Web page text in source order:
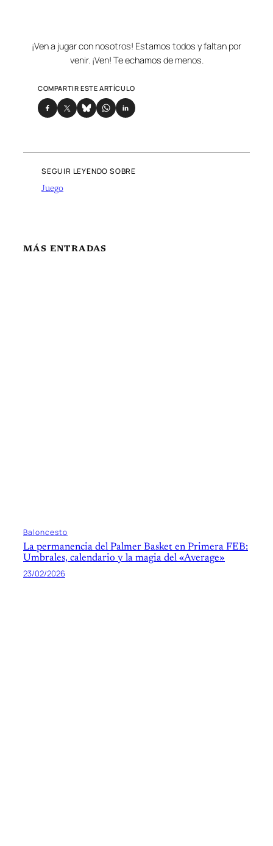
¡Ven a jugar con nosotros! Estamos todos y faltan por
venir. ¡Ven! Te echamos de menos.
COMPARTIR ESTE ARTÍCULO
SEGUIR LEYENDO SOBRE
Juego
MÁS ENTRADAS
Baloncesto
La permanencia del Palmer Basket en Primera FEB:
Umbrales, calendario y la magia del «Average»
23/02/2026